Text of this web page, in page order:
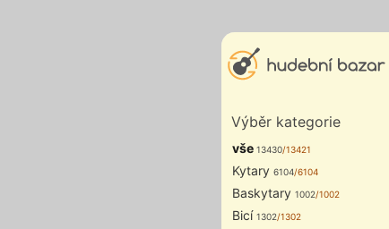
Výběr kategorie
vše 13430/13421
Kytary 6104/6104
Baskytary 1002/1002
Bicí 1302/1302